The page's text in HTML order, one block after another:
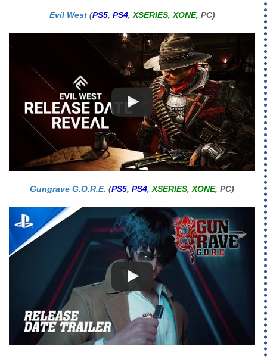
Evil West(PS5, PS4, XSERIES, XONE, PC)
Gungrave G.O.R.E. (PS5, PS4,XSERIES,XONE, PC)